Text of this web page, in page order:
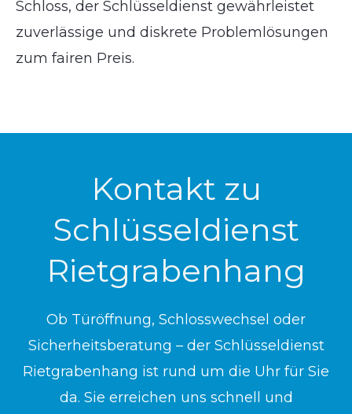
Schloss, der Schlüsseldienst gewährleistet
zuverlässige und diskrete Problemlösungen
zum fairen Preis.
Kontakt zu
Schlüsseldienst
Rietgrabenhang
Ob Türöffnung, Schlosswechsel oder
Sicherheitsberatung – der Schlüsseldienst
Rietgrabenhang ist rund um die Uhr für Sie
da. Sie erreichen uns schnell und